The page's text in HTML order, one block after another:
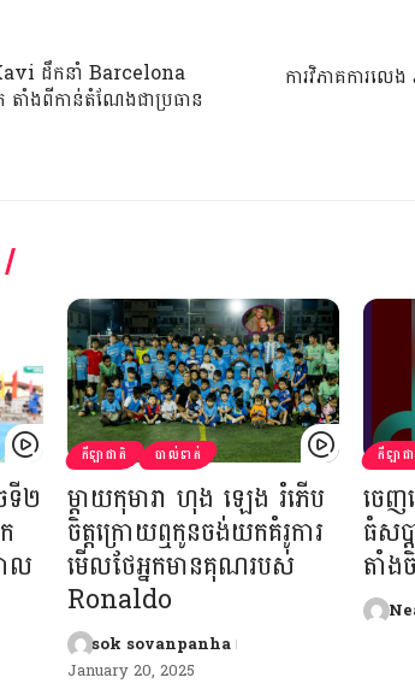
ដឹកនាំ Barcelona
តាំងពីកាន់តំណែងជាប្រធាន
ការវិភាគការលេ
ទី២
ល
កីឡាជាតិ បាល់ទាត់
ម្តាយកុមារា ហុង ឡេង រំភើប
ចិត្តក្រោយឮកូនចង់យកគំរូការ
មើលថែអ្នកមានគុណរបស់
Ronaldo
sok sovanpanha
January 20, 2025
កីឡាជ
ចេ
ធំស
តាំង